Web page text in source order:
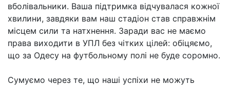
вболівальники. Ваша підтримка відчувалася кожної
хвилини, завдяки вам наш стадіон став справжнім
місцем сили та натхнення. Заради вас не маємо
права виходити в УПЛ без чітких цілей: обіцяємо,
що за Одесу на футбольному полі не буде соромно.
Сумуємо через те, що наші успіхи не можуть